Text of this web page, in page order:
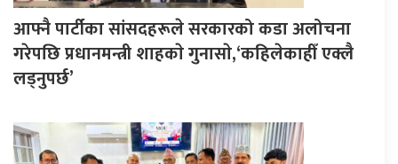
आफ्नै पार्टीका सांसदहरूले सरकारको कडा अलोचना
गरेपछि प्रधानमन्त्री शाहकाे गुनासाे,‘कहिलेकाहीँ एक्लै
लड्नुपर्छ’